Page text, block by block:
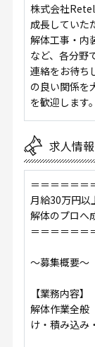
株式会社
成長していた
解体工事・内
など、各分野
連絡をお待ち
の良い関係を
を歓迎します。
求人情報
＝＝＝＝＝＝
月給30万円以
解体のプロへ
＝＝＝＝＝＝
～募集概要～
【業務内容】
解体作業全般
け・積み込み